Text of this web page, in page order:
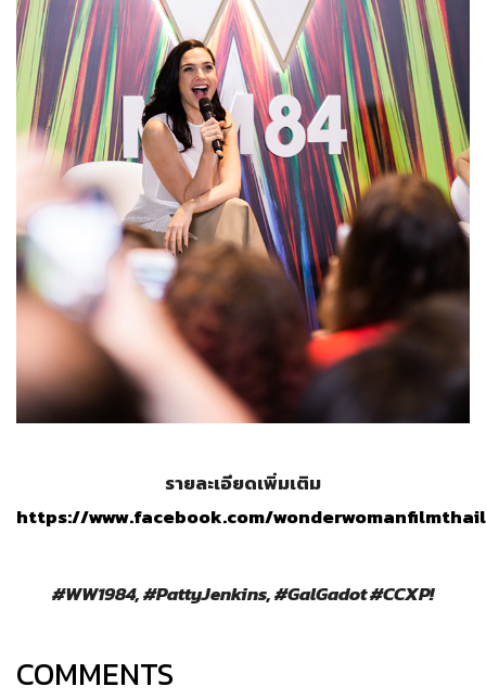
รายละเอียดเพิ่มเติม
https://www.facebook.com/
#WW1984, #PattyJenkins, #GalGadot #CCXP!
COMMENTS